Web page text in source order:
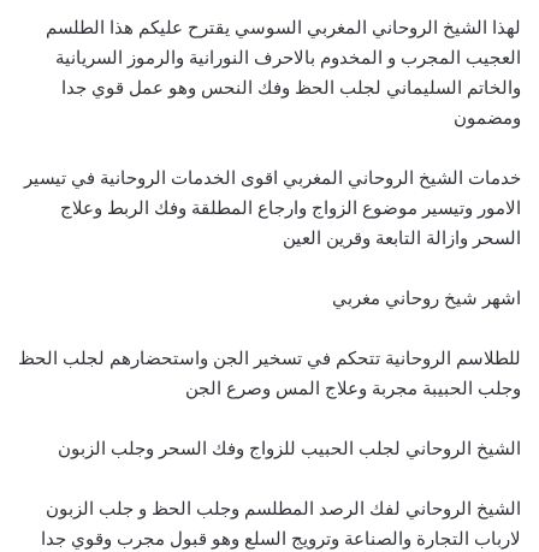
لهذا الشيخ الروحاني المغربي السوسي يقترح عليكم هذا الطلسم
العجيب المجرب و المخدوم بالاحرف النورانية والرموز السريانية
والخاتم السليماني لجلب الحظ وفك النحس وهو عمل قوي جدا
ومضمون
خدمات الشيخ الروحاني المغربي اقوى الخدمات الروحانية في تيسير
الامور وتيسير موضوع الزواج وارجاع المطلقة وفك الربط وعلاج
السحر وازالة التابعة وقرين العين
اشهر شيخ روحاني مغربي
للطلاسم الروحانية تتحكم في تسخير الجن واستحضارهم لجلب الحظ
وجلب الحبيبة مجربة وعلاج المس وصرع الجن
الشيخ الروحاني لجلب الحبيب للزواج وفك السحر وجلب الزبون
الشيخ الروحاني لفك الرصد المطلسم وجلب الحظ و جلب الزبون
لارباب التجارة والصناعة وترويج السلع وهو قبول مجرب وقوي جدا